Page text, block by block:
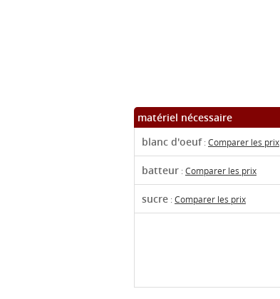
matériel nécessaire
blanc d'oeuf:Comparer les prix
batteur :Comparer les prix
sucre :Comparer les prix